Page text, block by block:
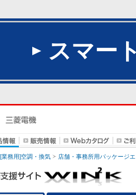
スマー
[業務用]空調・換気 店舗・事務所用パッケージ